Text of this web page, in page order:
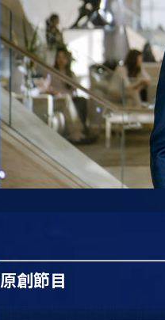
原創節目